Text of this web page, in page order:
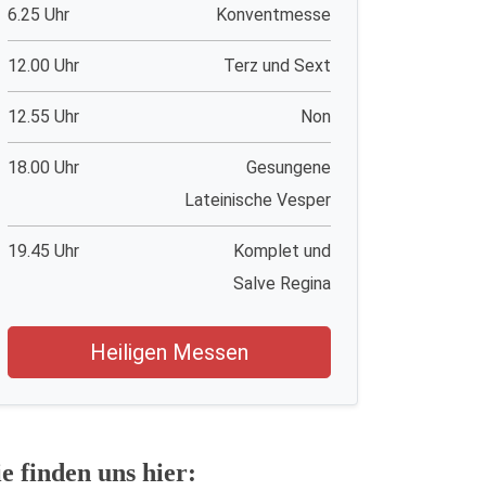
6.25 Uhr Konventmesse
12.00 Uhr Terz und Sext
12.55 Uhr Non
18.00 Uhr
Gesungene
Lateinische Vesper
19.45 Uhr
Komplet und
Salve Regina
Heiligen Messen
finden uns hier: